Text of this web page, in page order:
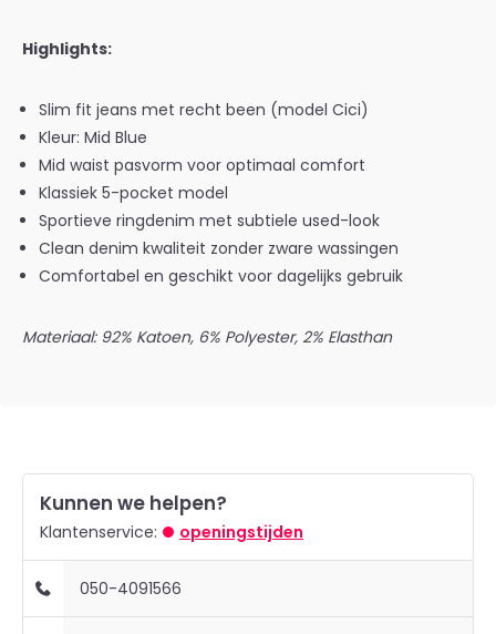
Highlights:
Slim fit jeans met recht been (model Cici)
Kleur: Mid Blue
Mid waist pasvorm voor optimaal comfort
Klassiek 5-pocket model
Sportieve ringdenim met subtiele used-look
Clean denim kwaliteit zonder zware wassingen
Comfortabel en geschikt voor dagelijks gebruik
Materiaal: 92% Katoen, 6% Polyester, 2% Elasthan
Kunnen we helpen?
Klantenservice: openingstijden
050-4091566